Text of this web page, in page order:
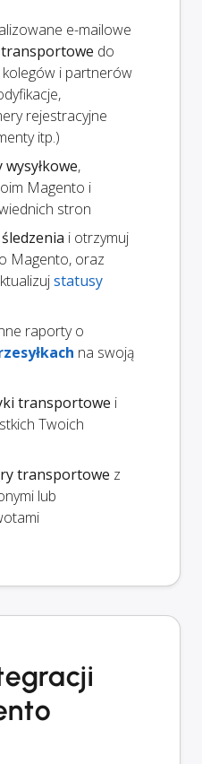
e-mailowe
do
i partnerów
rejestracyjne
itp.)
,
Magento i
stron
i otrzymuj
Magento, oraz
statusy
raporty o
na swoją
transportowe i
Twoich
transportowe z
lub